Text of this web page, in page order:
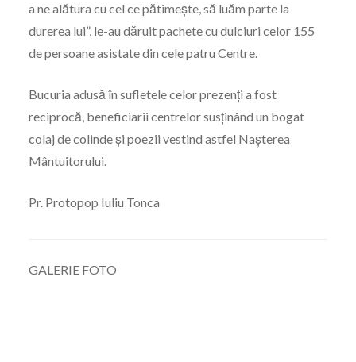
a ne alătura cu cel ce pătimește, să luăm parte la
durerea lui”, le-au dăruit pachete cu dulciuri celor 155
de persoane asistate din cele patru Centre.
Bucuria adusă în sufletele celor prezenți a fost
reciprocă, beneficiarii centrelor susținând un bogat
colaj de colinde și poezii vestind astfel Nașterea
Mântuitorului.
Pr. Protopop Iuliu Tonca
GALERIE FOTO